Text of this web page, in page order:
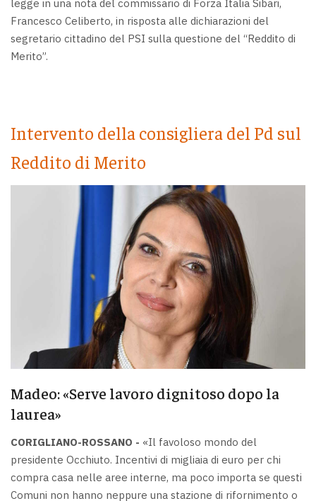
legge in una nota del commissario di Forza Italia Sibari,
Francesco Celiberto, in risposta alle dichiarazioni del
segretario cittadino del PSI sulla questione del “Reddito di
Merito”.
Intervento della consigliera del Pd sul
Reddito di Merito
Madeo: «Serve lavoro dignitoso dopo la
laurea»
CORIGLIANO-ROSSANO - «Il favoloso mondo del
presidente Occhiuto. Incentivi di migliaia di euro per chi
compra casa nelle aree interne, ma poco importa se questi
Comuni non hanno neppure una stazione di rifornimento o